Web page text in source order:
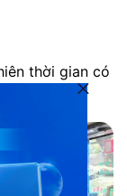
thời gian có